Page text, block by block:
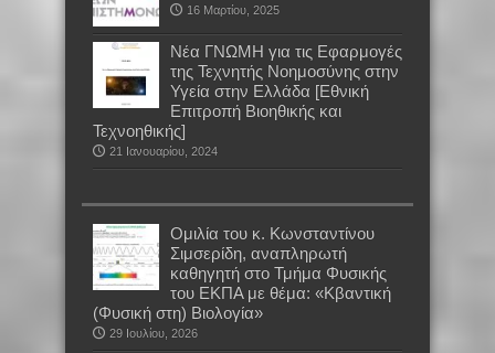
16 Μαρτίου, 2025
Νέα ΓΝΩΜΗ για τις Εφαρμογές
της Τεχνητής Νοημοσύνης στην
Υγεία στην Ελλάδα [Εθνική
Επιτροπή Βιοηθικής και
Τεχνοηθικής]
21 Ιανουαρίου, 2024
Oμιλία του κ. Κωνσταντίνου
Σιμσερίδη, αναπληρωτή
καθηγητή στο Τμήμα Φυσικής
του ΕΚΠΑ με θέμα: «Κβαντική
(Φυσική στη) Βιολογία»
29 Ιουλίου, 2026